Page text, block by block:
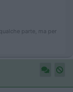
parte, ma per